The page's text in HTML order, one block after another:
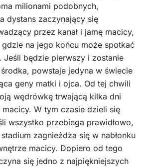
milionami podobnych,
dystans zaczynający się
przez kanał i jamę macicy,
na jego końcu może spotkać
Jeśli będzie pierwszy i zostanie
powstaje jedyna w świecie
geny matki i ojca. Od tej chwili
wędrówkę trwającą kilka dni
W tym czasie dzieli się
wszystko przebiega prawidłowo,
zagnieżdża się w nabłonku
macicy. Dopiero od tego
się jedno z najpiękniejszych